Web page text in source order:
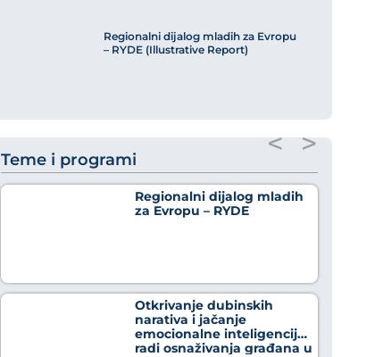
Regionalni dijalog mladih za Evropu
– RYDE (Illustrative Report)
Teme i programi
Regionalni dijalog mladih
za Evropu – RYDE
Otkrivanje dubinskih
narativa i jačanje
emocionalne inteligencije
radi osnaživanja građana u
< >